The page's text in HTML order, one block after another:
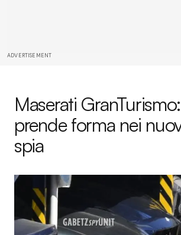
ADVERTISEMENT
Maserati
prende forma nei
spia